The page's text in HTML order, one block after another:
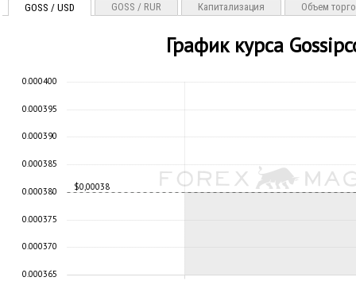
GOSS / USD GOSS / RUR Капитализация Объем
График курса
$0,00038
0.000365
0.000370
0.000375
0.000380
0.000385
0.000390
0.000395
0.000400